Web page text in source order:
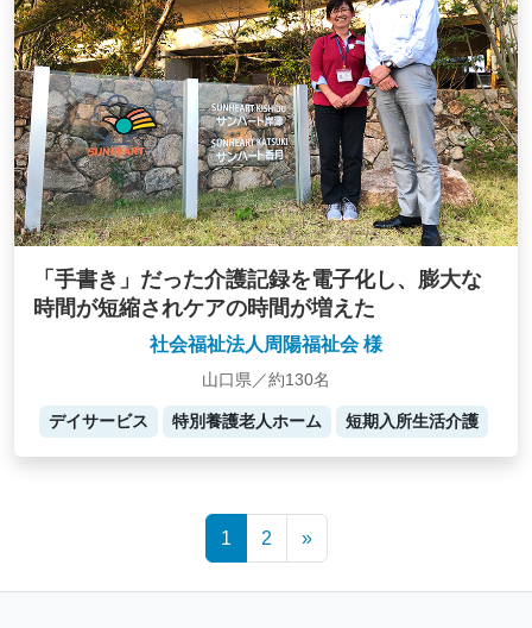
「手書き」だった介護記録を電子化し、膨大な
時間が短縮されケアの時間が増えた
社会福祉法人周陽福祉会 様
山口県／約130名
デイサービス 特別養護老人ホーム 短期入所生活介護
1 2 »